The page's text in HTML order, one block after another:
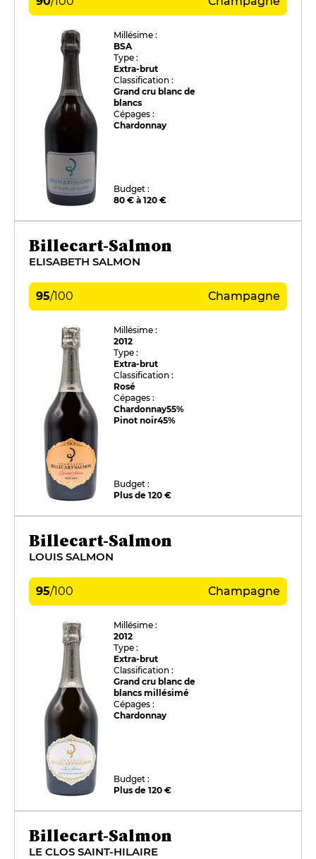
Millésime :
BSA
Type :
Extra-brut
Classification :
Grand cru blanc de
blancs
Cépages :
Chardonnay
Budget :
80 € à 120 €
Billecart-Salmon
ELISABETH SALMON
95/100 Champagne
Millésime :
2012
Type :
Extra-brut
Classification :
Rosé
Cépages :
Chardonnay55%
Pinot noir45%
Budget :
Plus de 120 €
Billecart-Salmon
LOUIS SALMON
95/100 Champagne
Millésime :
2012
Type :
Extra-brut
Classification :
Grand cru blanc de
blancs millésimé
Cépages :
Chardonnay
Budget :
Plus de 120 €
Billecart-Salmon
LE CLOS SAINT-HILAIRE